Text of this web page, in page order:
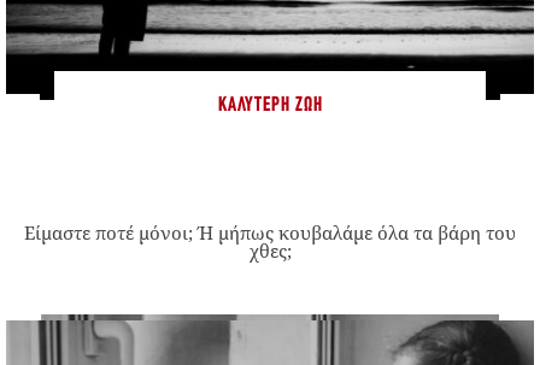
ΚΑΛΎΤΕΡΗ ΖΩΉ
Είμαστε ποτέ μόνοι; Ή μήπως κουβαλάμε όλα τα βάρη του
χθες;